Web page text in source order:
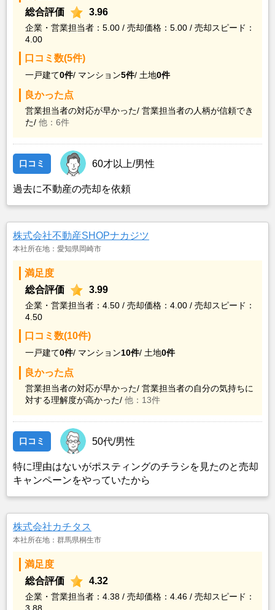
総合評価
3.96
企業・営業担当者：5.00 / 売却価格：5.00 / 売却スピード：
4.00
口コミ数(5件)
一戸建て0件/ マンション5件/ 土地0件
良かった点
営業担当者の対応が早かった/ 営業担当者の人柄が信頼でき
た/ 他：6件
口コミ 60才以上/男性
過去に不動産の売却を依頼
株式会社不動産SHOPナカジツ
本社所在地：愛知県岡崎市
満足度
総合評価
3.99
企業・営業担当者：4.50 / 売却価格：4.00 / 売却スピード：
4.50
口コミ数(10件)
一戸建て0件/ マンション10件/ 土地0件
良かった点
営業担当者の対応が早かった/ 営業担当者の自分の気持ちに
対する理解度が高かった/ 他：13件
口コミ 50代/男性
特に理由はないがポスティングのチラシを見たのと売却
キャンペーンをやっていたから
株式会社カチタス
本社所在地：群馬県桐生市
満足度
総合評価
4.32
企業・営業担当者：4.38 / 売却価格：4.46 / 売却スピード：